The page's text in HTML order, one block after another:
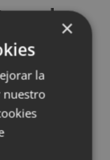
el
culpa,
abre la
×
la
nuestro